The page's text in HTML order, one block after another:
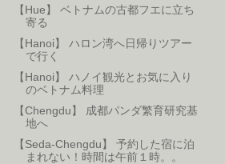
【Hue】 ベトナムの古都フエに立ち
寄る
【Hanoi】 ハロン湾へ日帰りツアー
で行く
【Hanoi】 ハノイ観光とお気に入り
のベトナム料理
【Chengdu】 成都パンダ繁育研究基
地へ
【Seda-Chengdu】 予約した宿に泊
まれない！時間は午前１時。。